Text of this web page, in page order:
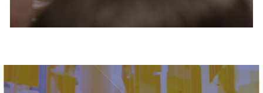
Immagine